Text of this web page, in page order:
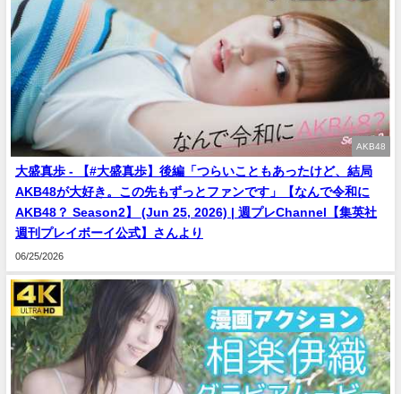
AKB48
大盛真歩 - 【#大盛真歩】後編「つらいこともあったけど、結局
AKB48が大好き。この先もずっとファンです」【なんで令和に
AKB48？ Season2】 (Jun 25, 2026) | 週プレChannel【集英社
週刊プレイボーイ公式】さんより
06/25/2026